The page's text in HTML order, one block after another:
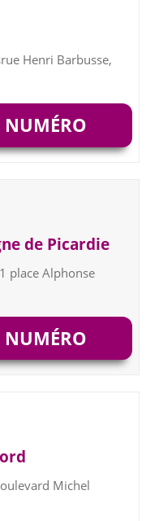
Henri Barbusse,
NUMÉRO
de Picardie
place Alphonse
NUMÉRO
Michel